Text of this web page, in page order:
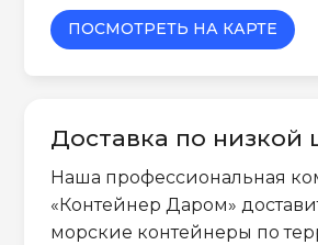
ПОСМОТРЕТЬ НА КАРТЕ
Доставка по низкой
Наша профессиональная
«Контейнер Даром»
морские контейнеры по